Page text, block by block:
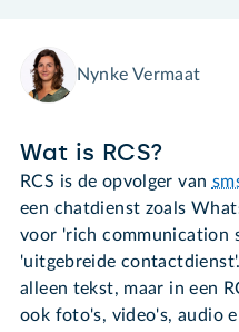
Nynke Vermaat
Wat is RCS?
RCS is de opvolger van
een chatdienst zoals
voor 'rich communication
'uitgebreide
alleen tekst, maar in een
ook foto's, video's, audio